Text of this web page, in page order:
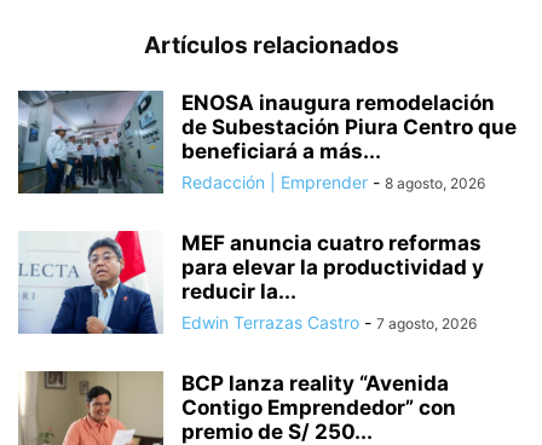
Artículos relacionados
ENOSA inaugura remodelación
de Subestación Piura Centro que
beneficiará a más...
Redacción | Emprender - 8 agosto, 2026
MEF anuncia cuatro reformas
para elevar la productividad y
reducir la...
Edwin Terrazas Castro - 7 agosto, 2026
BCP lanza reality “Avenida
Contigo Emprendedor” con
premio de S/ 250...